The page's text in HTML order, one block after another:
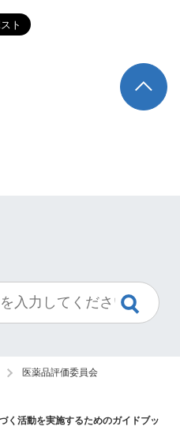
TOP
医薬品評価委員会
活動を実施するためのガイドブッ